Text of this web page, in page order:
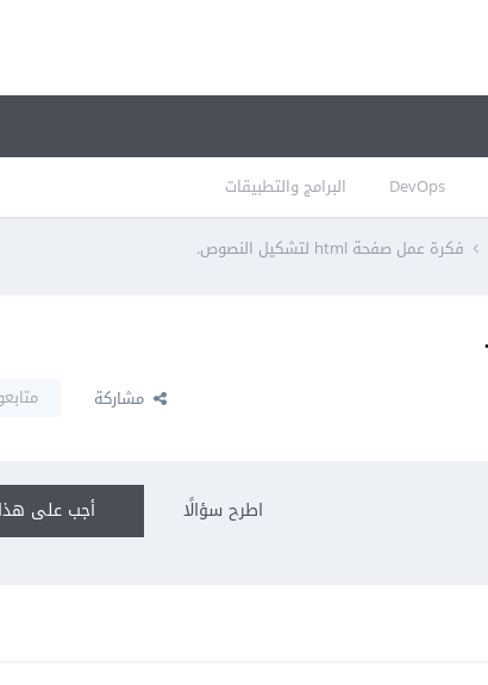
DevOps البرامج والتطبيقات
فكرة عمل صفحة html لتشكيل النصوص.
مشاركة
أجب على اطرح سؤالًا